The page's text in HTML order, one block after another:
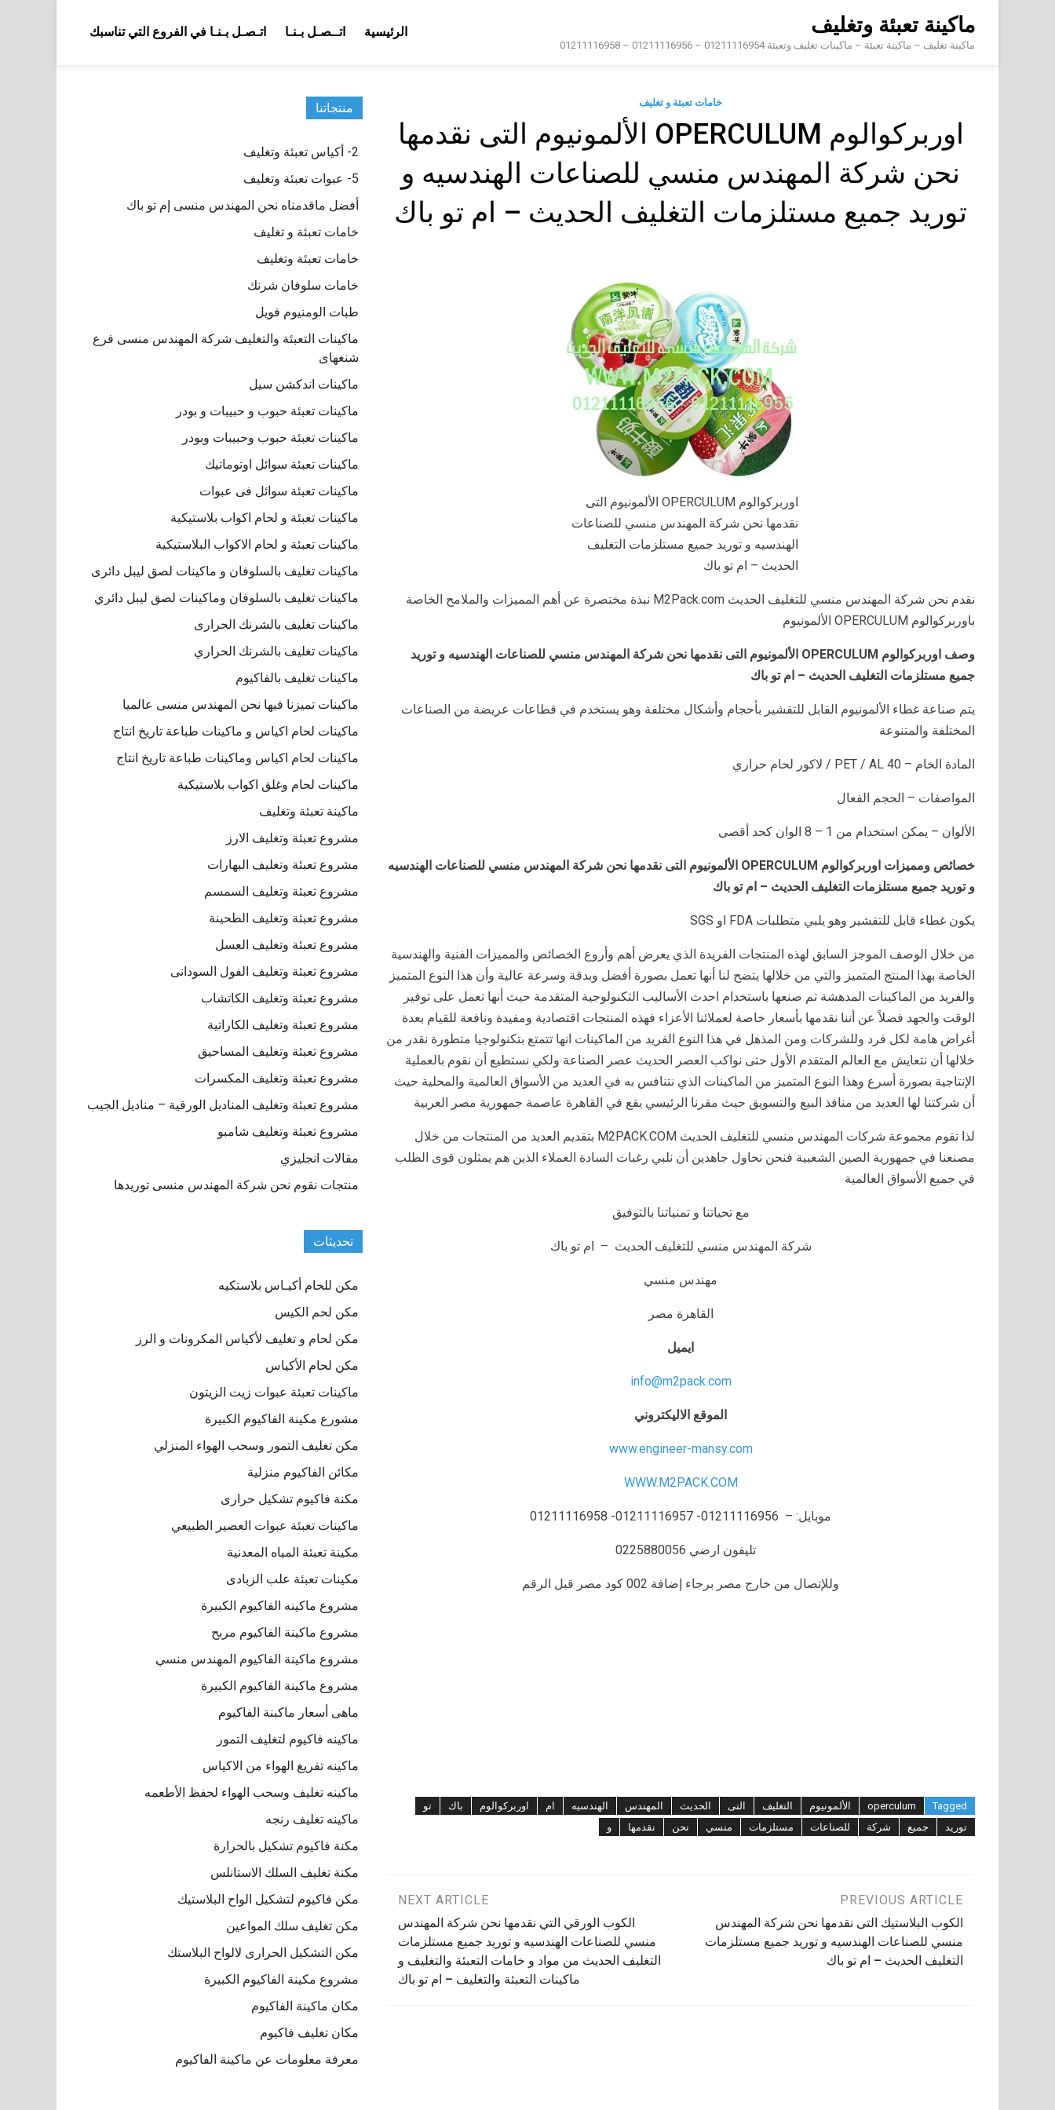
content
ماكينة تعبئة وتغليف
ماكينة تغليف – ماكينة تعبئة – ماكينات تغليف وتعبئة 01211116954 – 01211116956 – 01211116958
الرئيسية اتــصـل بـنـا اتـصـل بـنـا في الفروع التي تناسبك
خامات تعبئة و تغليف
اوربركوالوم OPERCULUM الألمونيوم التى نقدمها
نحن شركة المهندس منسي للصناعات الهندسيه و
توريد جميع مستلزمات التغليف الحديث – ام تو باك
اوربركوالوم OPERCULUM الألمونيوم التى
نقدمها نحن شركة المهندس منسي للصناعات
الهندسيه و توريد جميع مستلزمات التغليف
الحديث – ام تو باك
نقدم نحن شركة المهندس منسي للتغليف الحديث M2Pack.com نبذة مختصرة عن أهم المميزات والملامح الخاصة
باوربركوالوم OPERCULUM الألمونيوم
وصف اوربركوالوم OPERCULUM الألمونيوم التى نقدمها نحن شركة المهندس منسي للصناعات الهندسيه و توريد
جميع مستلزمات التغليف الحديث – ام تو باك
يتم صناعة غطاء الألمونيوم القابل للتقشير بأحجام وأشكال مختلفة وهو يستخدم في قطاعات عريضة من الصناعات
المختلفة والمتنوعة
المادة الخام – PET / AL 40 / لاكور لحام حراري
المواصفات – الحجم الفعال
الألوان – يمكن استخدام من 1 – 8 الوان كحد أقصى
خصائص ومميزات اوربركوالوم OPERCULUM الألمونيوم التى نقدمها نحن شركة المهندس منسي للصناعات الهندسيه
و توريد جميع مستلزمات التغليف الحديث – ام تو باك
يكون غطاء قابل للتقشير وهو يلبي متطلبات FDA او SGS
من خلال الوصف الموجز السابق لهذه المنتجات الفريدة الذي يعرض أهم وأروع الخصائص والمميزات الفنية والهندسية
الخاصة بهذا المنتج المتميز والتي من خلالها يتضح لنا أنها تعمل بصورة أفضل وبدقة وسرعة عالية وأن هذا النوع المتميز
والفريد من الماكينات المدهشة تم صنعها باستخدام احدث الأساليب التكنولوجية المتقدمة حيث أنها تعمل على توفير
الوقت والجهد فضلاً عن أننا نقدمها بأسعار خاصة لعملائنا الأعزاء فهذه المنتجات اقتصادية ومفيدة ونافعة للقيام بعدة
أغراض هامة لكل فرد وللشركات ومن المذهل في هذا النوع الفريد من الماكينات انها تتمتع بتكنولوجيا متطورة نقدر من
خلالها أن نتعايش مع العالم المتقدم الأول حتى نواكب العصر الحديث عصر الصناعة ولكي نستطيع أن نقوم بالعملية
الإنتاجية بصورة أسرع وهذا النوع المتميز من الماكينات الذي نتنافس به في العديد من الأسواق العالمية والمحلية حيث
أن شركتنا لها العديد من منافذ البيع والتسويق حيث مقرنا الرئيسي يقع في القاهرة عاصمة جمهورية مصر العربية
لذا تقوم مجموعة شركات المهندس منسي للتغليف الحديث M2PACK.COM بتقديم العديد من المنتجات من خلال
مصنعنا في جمهورية الصين الشعبية فنحن نحاول جاهدين أن نلبي رغبات السادة العملاء الذين هم يمثلون قوى الطلب
في جميع الأسواق العالمية
مع تحياتنا و تمنياتنا بالتوفيق
شركة المهندس منسي للتغليف الحديث – ام تو باك
مهندس منسي
القاهرة مصر
ايميل
info@m2pack.com
الموقع الاليكتروني
www.engineer-mansy.com
WWW.M2PACK.COM
موبايل: – 01211116956- 01211116957- 01211116958
تليفون ارضي 0225880056
وللإتصال من خارج مصر برجاء إضافة 002 كود مصر قبل الرقم
Tagged
operculum الألمونيوم التغليف التى الحديث المهندس الهندسيه ام اوربركوالوم باك
تو
توريد
جميع شركة للصناعات مستلزمات منسي نحن نقدمها و
تصفّح
المقالات
PREVIOUS ARTICLE
الكوب البلاستيك التى نقدمها نحن شركة المهندس
منسي للصناعات الهندسيه و توريد جميع مستلزمات
التغليف الحديث – ام تو باك
NEXT ARTICLE
الكوب الورقي التي نقدمها نحن شركة المهندس
منسي للصناعات الهندسيه و توريد جميع مستلزمات
التغليف الحديث من مواد و خامات التعبئة والتغليف و
ماكينات التعبئة والتغليف – ام تو باك
منتجاتنا
2- أكياس تعبئة وتغليف
5- عبوات تعبئة وتغليف
أفضل ماقدمناه نحن المهندس منسى إم تو باك
خامات تعبئة و تغليف
خامات تعبئة وتغليف
خامات سلوفان شرنك
طبات الومنيوم فويل
ماكينات التعبئة والتغليف شركة المهندس منسى فرع
شنغهاى
ماكينات اندكشن سيل
ماكينات تعبئة حبوب و حبيبات و بودر
ماكينات تعبئة حبوب وحبيبات وبودر
ماكينات تعبئة سوائل اوتوماتيك
ماكينات تعبئة سوائل فى عبوات
ماكينات تعبئة و لحام اكواب بلاستيكية
ماكينات تعبئة و لحام الاكواب البلاستيكية
ماكينات تغليف بالسلوفان و ماكينات لصق ليبل دائرى
ماكينات تغليف بالسلوفان وماكينات لصق ليبل دائري
ماكينات تغليف بالشرنك الحرارى
ماكينات تغليف بالشرنك الحراري
ماكينات تغليف بالفاكيوم
ماكينات تميزنا فيها نحن المهندس منسى عالميا
ماكينات لحام اكياس و ماكينات طباعة تاريخ انتاج
ماكينات لحام اكياس وماكينات طباعة تاريخ انتاج
ماكينات لحام وغلق اكواب بلاستيكية
ماكينة تعبئة وتغليف
مشروع تعبئة وتغليف الارز
مشروع تعبئة وتغليف البهارات
مشروع تعبئة وتغليف السمسم
مشروع تعبئة وتغليف الطحينة
مشروع تعبئة وتغليف العسل
مشروع تعبئة وتغليف الفول السودانى
مشروع تعبئة وتغليف الكاتشاب
مشروع تعبئة وتغليف الكاراتية
مشروع تعبئة وتغليف المساحيق
مشروع تعبئة وتغليف المكسرات
مشروع تعبئة وتغليف المناديل الورقية – مناديل الجيب
مشروع تعبئة وتغليف شامبو
مقالات انجليزي
منتجات نقوم نحن شركة المهندس منسى توريدها
تحديثات
مكن للحام أكيـاس بلاستكيه
مكن لحم الكيس
مكن لحام و تغليف لأكياس المكرونات و الرز
مكن لحام الأكياس
ماكينات تعبئة عبوات زيت الزيتون
مشورع مكينة الفاكيوم الكبيرة
مكن تغليف التمور وسحب الهواء المنزلي
مكائن الفاكيوم منزلية
مكنة فاكيوم تشكيل حرارى
ماكينات تعبئة عبوات العصير الطبيعي
مكينة تعبئة المياه المعدنية
مكينات تعبئة علب الزبادى
مشروع ماكينه الفاكيوم الكبيرة
مشروع ماكينة الفاكيوم مربح
مشروع ماكينة الفاكيوم المهندس منسي
مشروع ماكينة الفاكيوم الكبيرة
ماهى أسعار ماكبنة الفاكيوم
ماكينه فاكيوم لتغليف التمور
ماكينه تفريغ الهواء من الاكياس
ماكينه تغليف وسحب الهواء لحفظ الأطعمه
ماكينه تغليف رنجه
مكنة فاكيوم تشكيل بالحرارة
مكنة تغليف السلك الاستانلس
مكن فاكيوم لتشكيل الواح البلاستيك
مكن تغليف سلك المواعين
مكن التشكيل الحرارى لالواح البلاستك
مشروع مكينة الفاكيوم الكبيرة
مكان ماكينة الفاكيوم
مكان تغليف فاكيوم
معرفة معلومات عن ماكينة الفاكيوم